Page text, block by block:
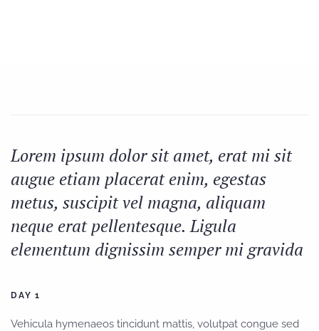
Lorem ipsum dolor sit amet, erat mi sit
augue etiam placerat enim, egestas
metus, suscipit vel magna, aliquam
neque erat pellentesque. Ligula
elementum dignissim semper mi gravida
DAY 1
Vehicula hymenaeos tincidunt mattis, volutpat congue sed